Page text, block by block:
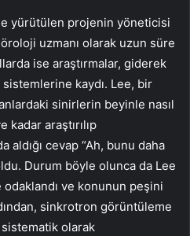
yürütülen projenin yöneticisi
uzmanı olarak uzun süre
ise araştırmalar, giderek
kaydı. Lee, bir
sinirlerin beyinle nasıl
araştırılıp
aldığı cevap “Ah, bunu daha
Durum böyle olunca da Lee
ve konunun peşini
sinkrotron görüntüleme
sistematik olarak